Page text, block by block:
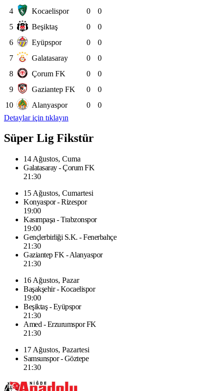
4
Kocaelispor 0
0
5
Beşiktaş 0
0
6
Eyüpspor 0
0
7
Galatasaray 0
0
8
Çorum FK 0
0
9
Gaziantep FK 0
0
10
Alanyaspor 0
0
Detaylar için tıklayın
Süper Lig Fikstür
14 Ağustos, Cuma
Galatasaray - Çorum FK
21:30
15 Ağustos, Cumartesi
Konyaspor - Rizespor
19:00
Kasımpaşa - Trabzonspor
19:00
Gençlerbirliği S.K. - Fenerbahçe
21:30
Gaziantep FK - Alanyaspor
21:30
16 Ağustos, Pazar
Başakşehir - Kocaelispor
19:00
Beşiktaş - Eyüpspor
21:30
Amed - Erzurumspor FK
21:30
17 Ağustos, Pazartesi
Samsunspor - Göztepe
21:30